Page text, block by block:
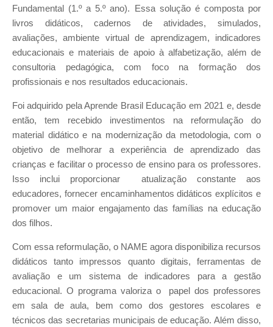
Fundamental (1.º a 5.º ano). Essa solução é composta por
livros didáticos, cadernos de atividades, simulados,
avaliações, ambiente virtual de aprendizagem, indicadores
educacionais e materiais de apoio à alfabetização, além de
consultoria pedagógica, com foco na formação dos
profissionais e nos resultados educacionais.
Foi adquirido pela Aprende Brasil Educação em 2021 e, desde
então, tem recebido investimentos na reformulação do
material didático e na modernização da metodologia, com o
objetivo de melhorar a experiência de aprendizado das
crianças e facilitar o processo de ensino para os professores.
Isso inclui proporcionar atualização constante aos
educadores, fornecer encaminhamentos didáticos explícitos e
promover um maior engajamento das famílias na educação
dos filhos.
Com essa reformulação, o NAME agora disponibiliza recursos
didáticos tanto impressos quanto digitais, ferramentas de
avaliação e um sistema de indicadores para a gestão
educacional. O programa valoriza o papel dos professores
em sala de aula, bem como dos gestores escolares e
técnicos das secretarias municipais de educação. Além disso,